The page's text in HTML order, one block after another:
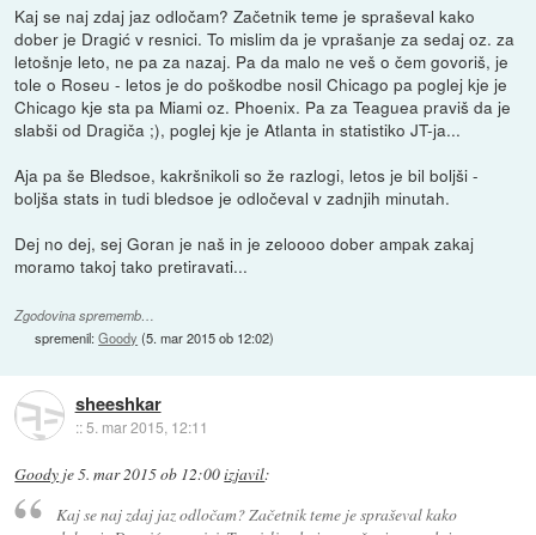
Kaj se naj zdaj jaz odločam? Začetnik teme je spraševal kako
dober je Dragić v resnici. To mislim da je vprašanje za sedaj oz. za
letošnje leto, ne pa za nazaj. Pa da malo ne veš o čem govoriš, je
tole o Roseu - letos je do poškodbe nosil Chicago pa poglej kje je
Chicago kje sta pa Miami oz. Phoenix. Pa za Teaguea praviš da je
slabši od Dragiča ;), poglej kje je Atlanta in statistiko JT-ja...
Aja pa še Bledsoe, kakršnikoli so že razlogi, letos je bil boljši -
boljša stats in tudi bledsoe je odločeval v zadnjih minutah.
Dej no dej, sej Goran je naš in je zeloooo dober ampak zakaj
moramo takoj tako pretiravati...
Zgodovina sprememb…
spremenil:Goody (5. mar 2015 ob 12:02)
sheeshkar
::5. mar 2015, 12:11
Goody je5. mar 2015 ob 12:00izjavil:
Kaj se naj zdaj jaz odločam? Začetnik teme je spraševal kako